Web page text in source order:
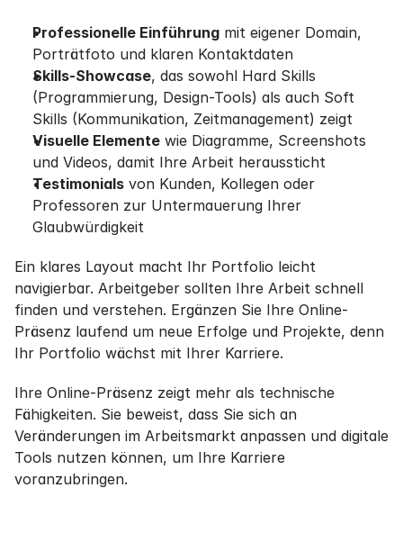
Professionelle Einführung mit eigener Domain,
Porträtfoto und klaren Kontaktdaten
Skills-Showcase, das sowohl Hard Skills
(Programmierung, Design-Tools) als auch Soft
Skills (Kommunikation, Zeitmanagement) zeigt
Visuelle Elemente wie Diagramme, Screenshots
und Videos, damit Ihre Arbeit heraussticht
Testimonials von Kunden, Kollegen oder
Professoren zur Untermauerung Ihrer
Glaubwürdigkeit
Ein klares Layout macht Ihr Portfolio leicht
navigierbar. Arbeitgeber sollten Ihre Arbeit schnell
finden und verstehen. Ergänzen Sie Ihre Online-
Präsenz laufend um neue Erfolge und Projekte, denn
Ihr Portfolio wächst mit Ihrer Karriere.
Ihre Online-Präsenz zeigt mehr als technische
Fähigkeiten. Sie beweist, dass Sie sich an
Veränderungen im Arbeitsmarkt anpassen und digitale
Tools nutzen können, um Ihre Karriere
voranzubringen.